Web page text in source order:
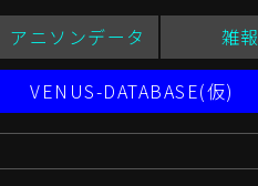
アニソンデータ 雑報
VENUS-DATABASE(仮)